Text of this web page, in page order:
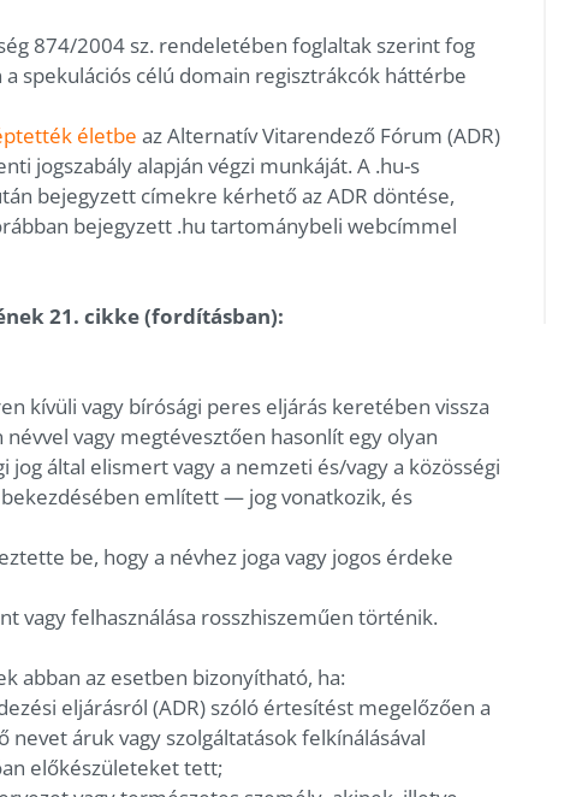
874/2004 sz. rendeletében foglaltak szerint fog
spekulációs célú domain regisztrákcók háttérbe
életbe az Alternatív Vitarendező Fórum (ADR)
jogszabály alapján végzi munkáját. A .hu-s
bejegyzett címekre kérhető az ADR döntése,
bejegyzett .hu tartománybeli webcímmel
21. cikke (fordításban):
kívüli vagy bírósági peres eljárás keretében vissza
vagy megtévesztően hasonlít egy olyan
által elismert vagy a nemzeti és/vagy a közösségi
említett — jog vonatkozik, és
be, hogy a névhez joga vagy jogos érdeke
vagy felhasználása rosszhiszeműen történik.
abban az esetben bizonyítható, ha:
eljárásról (ADR) szóló értesítést megelőzően a
áruk vagy szolgáltatások felkínálásával
előkészületeket tett;